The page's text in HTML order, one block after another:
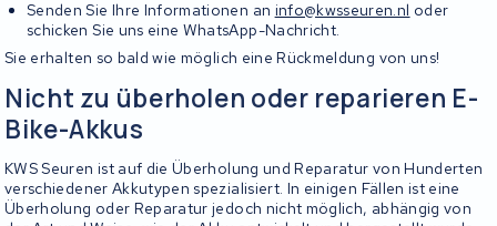
Senden Sie Ihre Informationen an info@kwsseuren.nl oder
schicken Sie uns eine WhatsApp-Nachricht.
Sie erhalten so bald wie möglich eine Rückmeldung von uns!
Nicht zu überholen oder reparieren E-
Bike-Akkus
KWS Seuren ist auf die Überholung und Reparatur von Hunderten
verschiedener Akkutypen spezialisiert. In einigen Fällen ist eine
Überholung oder Reparatur jedoch nicht möglich, abhängig von